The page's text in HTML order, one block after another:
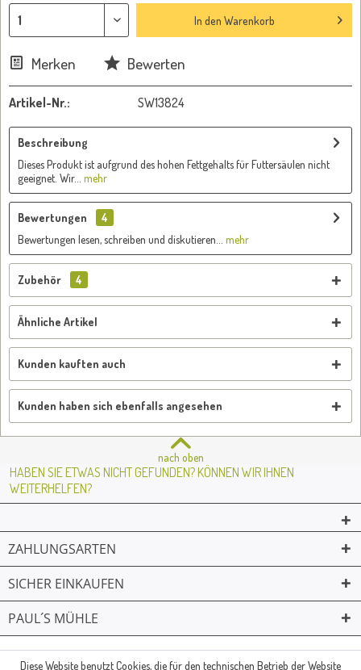
In den Warenkorb
Merken Bewerten
Artikel-Nr.: SW13824
Beschreibung
Dieses Produkt ist aufgrund des hohen Fettgehalts für Futtersäulen nicht
geeignet. Wir...
mehr
Bewertungen
4
Bewertungen lesen, schreiben und diskutieren...
mehr
Zubehör 4
Ähnliche Artikel
Kunden kauften auch
Kunden haben sich ebenfalls angesehen
nach oben
HABEN SIE ETWAS NICHT GEFUNDEN? KÖNNEN WIR IHNEN
WEITERHELFEN?
ZAHLUNGSARTEN
SICHER EINKAUFEN
PAUL´S MÜHLE
© Paul's Mühle | Inhaber: Christof Paul e.K. | Westring 2 | 45659
Diese Website benutzt Cookies, die für den technischen Betrieb der Website